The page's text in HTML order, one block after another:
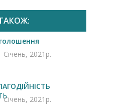
Січень, 2021р.
Січень, 2021р.